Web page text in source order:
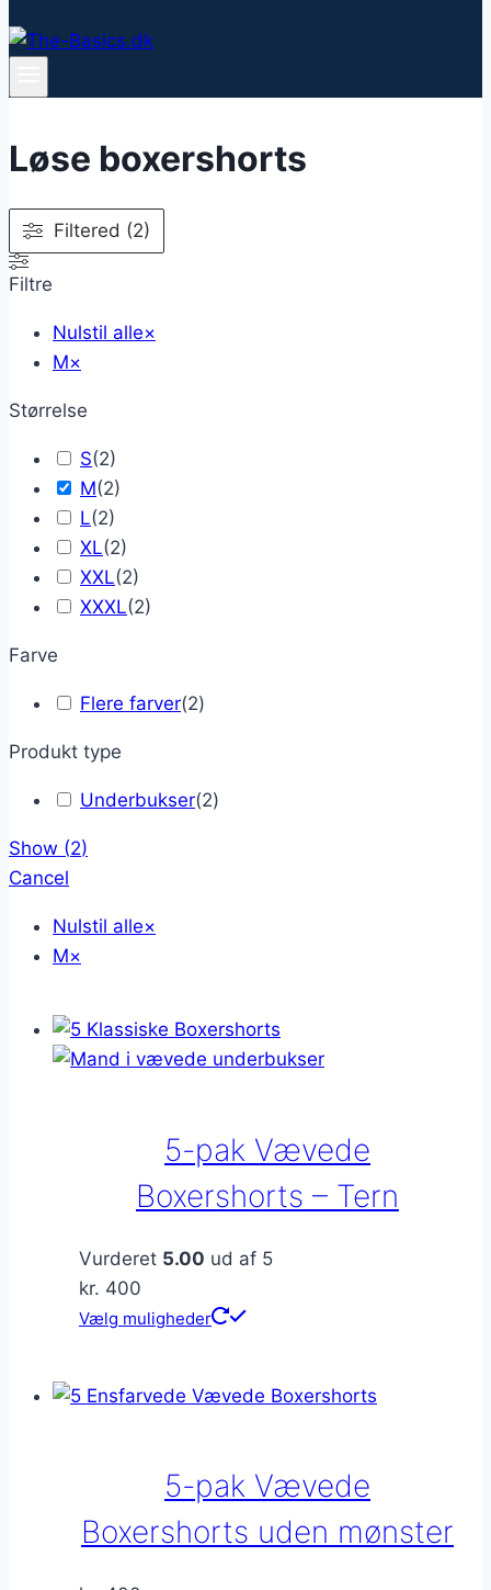
Løse boxershorts
Filtered (2)
Filtre
Nulstil alle×
M×
Størrelse
S(2)
M(2)
L(2)
XL(2)
XXL(2)
XXXL(2)
Farve
Flere farver(2)
Produkt type
Underbukser(2)
Show (2)
Cancel
Nulstil alle×
M×
5-pak Vævede
Boxershorts – Tern
Vurderet 5.00 ud af 5
kr. 400
Vælg muligheder
Dette
flere
kan
vælges
på
5-pak Vævede
Boxershorts uden mønster